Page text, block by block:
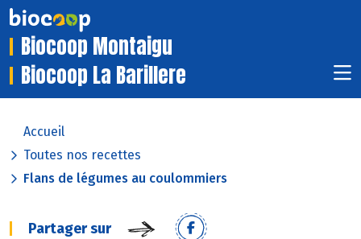
Biocoop Montaigu
Biocoop La Barillere
Accueil
Toutes nos recettes
Flans de légumes au coulommiers
Partager sur